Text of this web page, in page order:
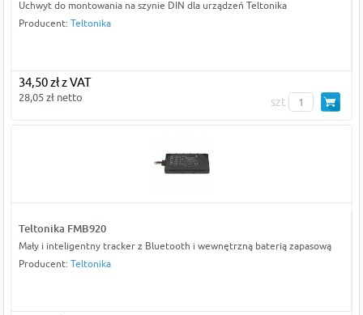
Uchwyt do montowania na szynie DIN dla urządzeń Teltonika
Producent: Teltonika
34,50 zł z VAT
28,05 zł netto szt
Teltonika FMB920
Mały i inteligentny tracker z Bluetooth i wewnętrzną baterią zapasową
Producent: Teltonika